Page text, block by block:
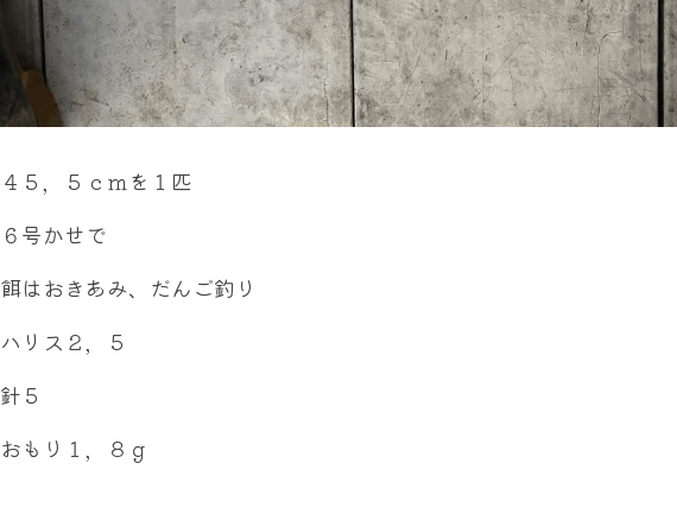
４５，５ｃｍを１匹
６号かせで
餌はおきあみ、だんご釣り
ハリス２，５
針５
おもり１，８ｇ